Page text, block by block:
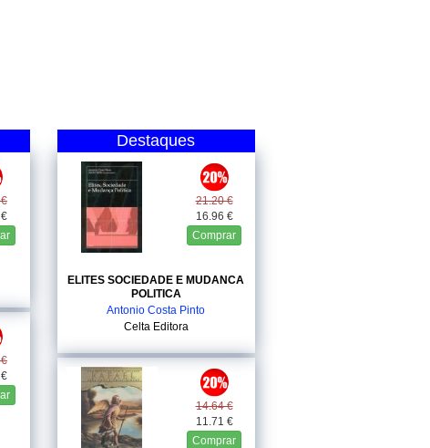
Destaques
21.20 €
16.96 €
Comprar
ELITES SOCIEDADE E MUDANCA
POLITICA
Antonio Costa Pinto
Celta Editora
14.64 €
11.71 €
Comprar